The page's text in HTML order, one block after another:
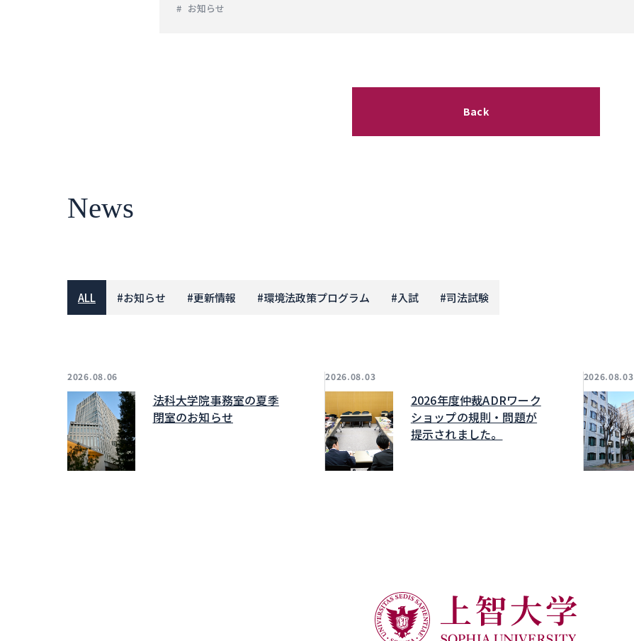
お知らせ
Back
News
ALL #お知らせ #更新情報 #環境法政策プログラム #入試 #司法試験
2026.08.06
法科大学院事務室の夏季
閉室のお知らせ
2026.08.03
2026年度仲裁ADRワーク
ショップの規則・問題が
提示されました。
2026.08.03